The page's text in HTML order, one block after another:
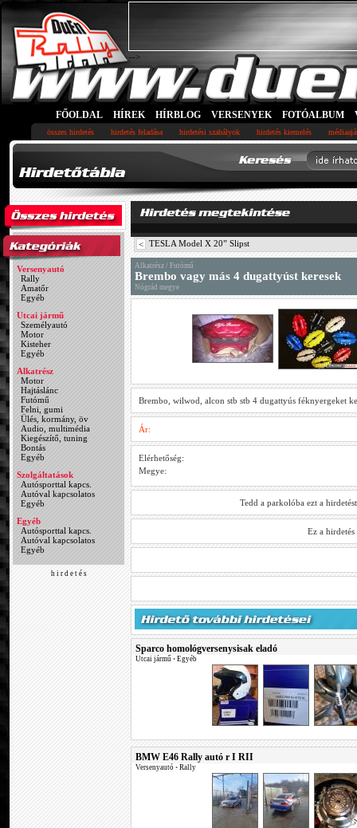
-->
FŐOLDAL HÍREK HÍRBLOG VERSENYEK FOTÓALBUM
összes hirdetés hirdetés feladása hirdetési szabályok hirdetés kiemelés
Versenyautó
Rally
Amatőr
Egyéb
Utcai jármű
Személyautó
Motor
Kisteher
Egyéb
Alkatrész
Motor
Hajtáslánc
Futómű
Felni, gumi
Ülés, kormány, öv
Audio, multimédia
Kiegészítő, tuning
Bontás
Egyéb
Szolgáltatások
Autósporttal kapcs.
Autóval kapcsolatos
Egyéb
Egyéb
Autósporttal kapcs.
Autóval kapcsolatos
Egyéb
h i r d e t é s
< TESLA Model X 20” Slipst
Alkatrész / Futómű
Brembo vagy más 4 dugattyúst keresek
Nógrád megye
Brembo, wilwod, alcon stb stb 4 dugattyús féknyergeket
Ár:
Elérhetőség:
Megye:
Tedd a parkolóba ezt a
Ez a
Sparco homológversenysisak eladó
Utcai jármű • Egyéb
BMW E46 Rally autó r I RII
Versenyautó • Rally